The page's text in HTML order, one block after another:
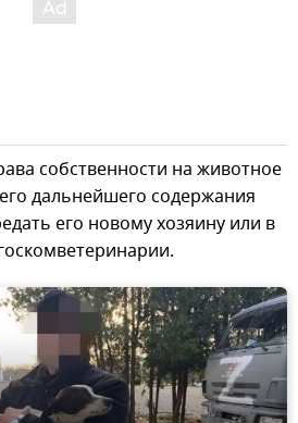
собственности на животное
дальнейшего содержания
его новому хозяину или в